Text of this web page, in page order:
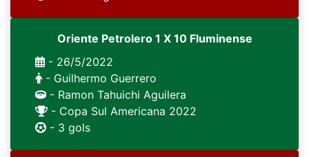
Oriente Petrolero 1 X 10 Fluminense
- 26/5/2022
- Guilhermo Guerrero
- Ramon Tahuichi Aguilera
- Copa Sul Americana 2022
- 3 gols